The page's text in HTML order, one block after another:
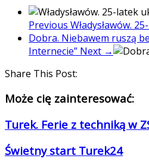
Previous Władysławów.
Dobra. Niebawem ruszą
Internecie” Next →
Share This Post:
Może cię zainteresować:
Turek. Ferie z techniką w
Świetny start Turek24